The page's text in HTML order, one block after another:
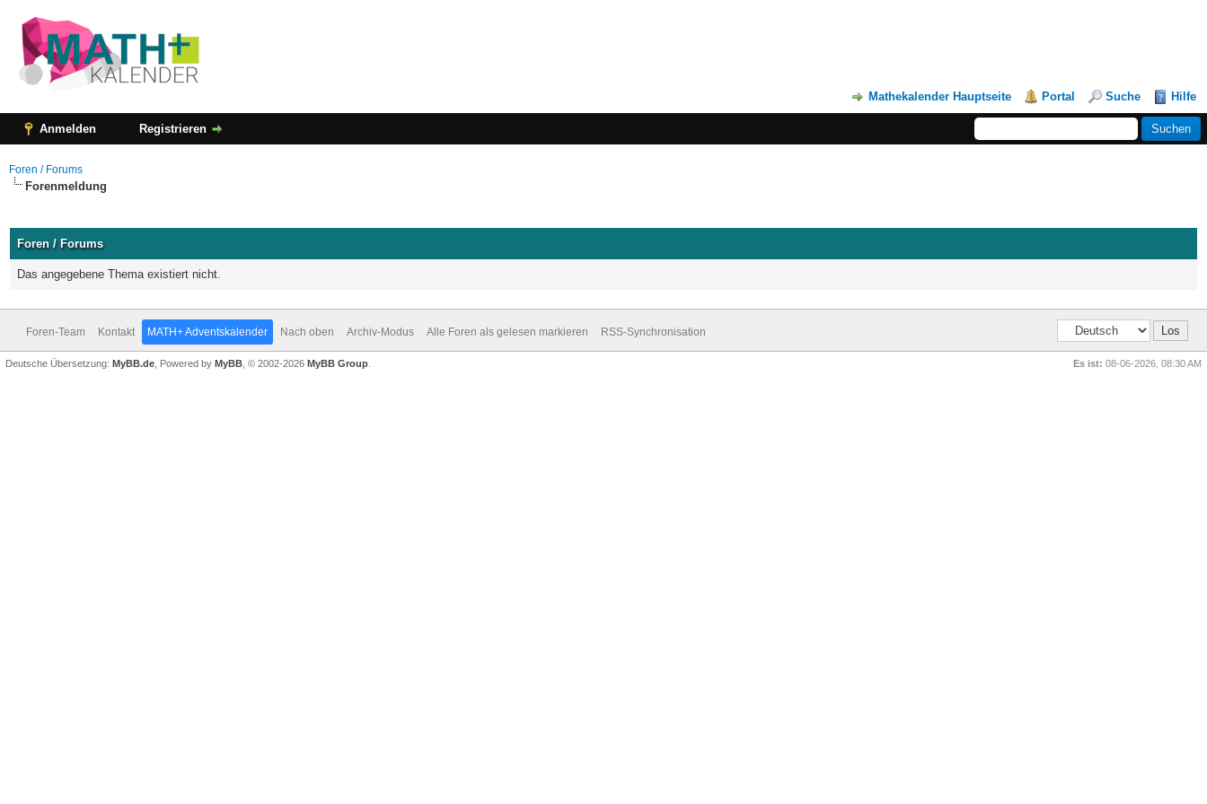
Mathekalender Hauptseite Portal Suche Hilfe
Anmelden Registrieren
Foren / Forums
Forenmeldung
Foren / Forums
Das angegebene Thema existiert nicht.
Foren-Team Kontakt MATH+ Adventskalender Nach oben Archiv-Modus Alle Foren als gelesen markieren RSS-Synchronisation
Es ist: 08-06-2026, 08:30 AM
Deutsche Übersetzung: MyBB.de , Powered by MyBB , © 2002-2026 MyBB Group